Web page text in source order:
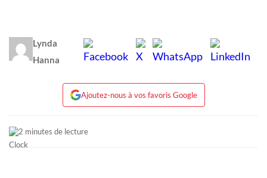
Lynda
Hanna
Ajoutez-nous à vos favoris Google
2 minutes de lecture